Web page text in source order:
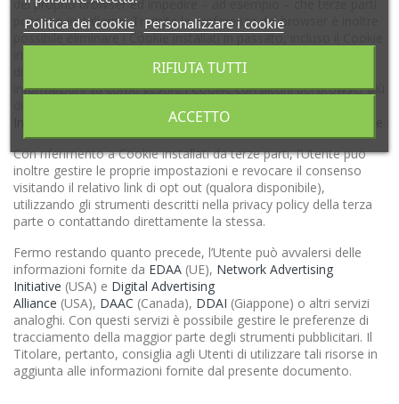
del proprio browser ed impedire – ad esempio – che terze parti
possano installarne. Tramite le preferenze del browser è inoltre
possibile eliminare i Cookie installati in passato, incluso il Cookie
di Cookie da parte di questo sito. L’Utente può trovare
informazioni su come gestire i Cookie con alcuni dei browser più
Mozilla Firefox, Apple Safari
Con riferimento a Cookie installati da terze parti, l’Utente può
inoltre gestire le proprie impostazioni e revocare il consenso
visitando il relativo link di opt out (qualora disponibile),
utilizzando gli strumenti descritti nella privacy policy della terza
parte o contattando direttamente la stessa.
Fermo restando quanto precede, l’Utente può avvalersi delle
informazioni fornite da EDAA (UE), Network Advertising
Initiative (USA) e Digital Advertising
Alliance (USA), DAAC (Canada), DDAI (Giappone) o altri servizi
analoghi. Con questi servizi è possibile gestire le preferenze di
tracciamento della maggior parte degli strumenti pubblicitari. Il
Titolare, pertanto, consiglia agli Utenti di utilizzare tali risorse in
aggiunta alle informazioni fornite dal presente documento.
Politica dei cookie Personalizzare i cookie
RIFIUTA TUTTI
ACCETTO